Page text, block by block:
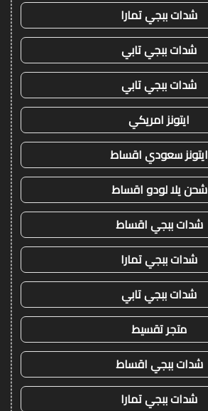
شدات ببجي تمارا
شدات ببجي تابي
شدات ببجي تابي
ايتونز امريكي
ايتونز سعودي اقساط
شحن يلا لودو اقساط
شدات ببجي اقساط
شدات ببجي تمارا
شدات ببجي تابي
متجر تقسيط
شدات ببجي اقساط
شدات ببجي تمارا